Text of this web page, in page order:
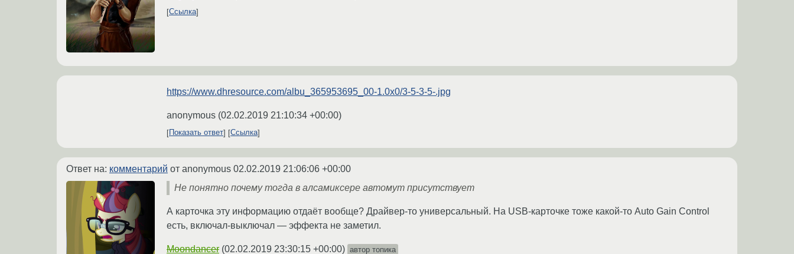
Ссылка
https://www.dhresource.com/albu_365953695_00-1.0x0/3-5-3-5-.jpg
anonymous (02.02.2019 21:10:34 +00:00)
Показать ответ Ссылка
Ответ на: комментарий от anonymous 02.02.2019 21:06:06 +00:00
Не понятно почему тогда в алсамиксере автомут присутствует
А карточка эту информацию отдаёт вообще? Драйвер-то универсальный. На USB-карточке тоже какой-то Auto Gain Control
есть, включал-выключал — эффекта не заметил.
Moondancer (02.02.2019 23:30:15 +00:00) автор топика